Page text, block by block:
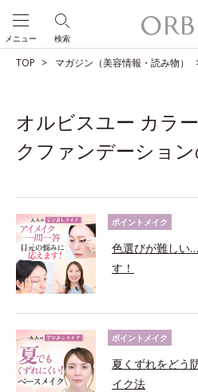
検索
メニュー
TOP マガジン（美容情報・読み物）
オルビスユー カラ
クファンデーショ
ポイントメイク
色選びが難しい
す！
ポイントメイク
夏くずれをどう
イク法